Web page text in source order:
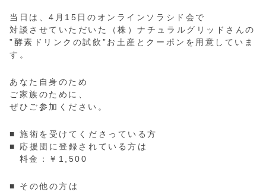
当日は、4月15日のオンラインソラシド会で
対談させていただいた（株）ナチュラルグリッドさんの
”酵素ドリンクの試飲”お土産とクーポンを用意していま
す。
あなた自身のため
ご家族のために、
ぜひご参加ください。
■ 施術を受けてくださっている方
■ 応援団に登録されている方は
料金：￥1,500
■ その他の方は